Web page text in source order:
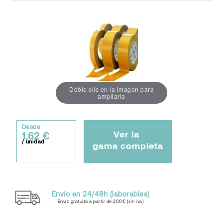
Doble clic en la imagen para
ampliarla
Desde
1,62 €
/ unidad
Ver la
gama completa
Envío en 24/48h (laborables)
Envío gratuito a partir de 200€ (sin iva)